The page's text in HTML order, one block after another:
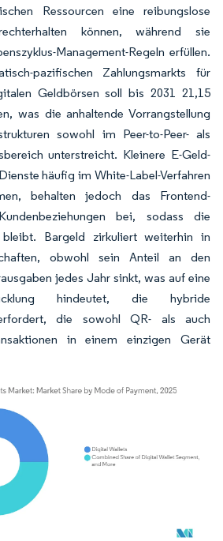
Ressourcen eine reibungslose
können, während sie
Management-Regeln erfüllen.
pazifischen Zahlungsmarkts für
Geldbörsen soll bis 2031 21,15
was die anhaltende Vorrangstellung
sowohl im Peer-to-Peer- als
unterstreicht. Kleinere E-Geld-
häufig im White-Label-Verfahren
behalten jedoch das Frontend-
bei, sodass die
bleibt. Bargeld zirkuliert weiterhin in
obwohl sein Anteil an den
jedes Jahr sinkt, was auf eine
hindeutet, die hybride
erfordert, die sowohl QR- als auch
in einem einzigen Gerät